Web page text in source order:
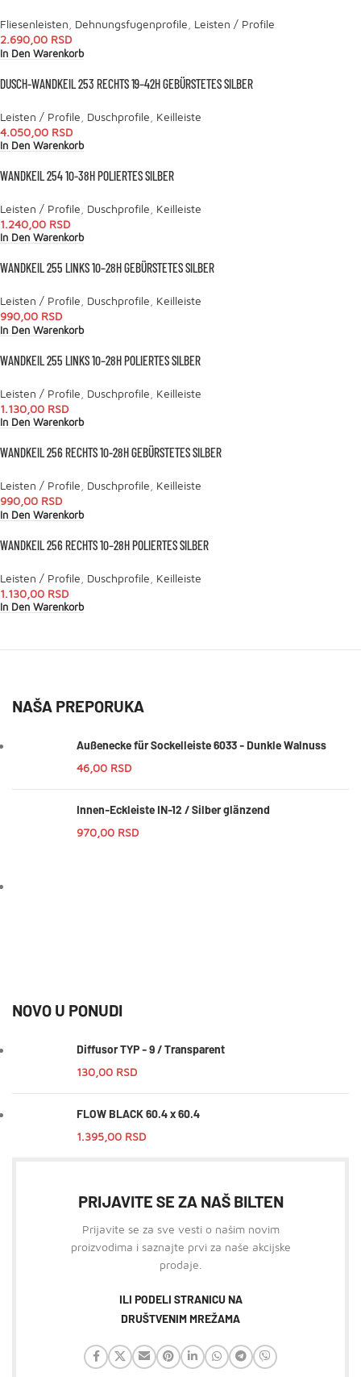
Fliesenleisten Dehnungsfugenprofile Leisten / Profile
2.690,00 RSD
In Den Warenkorb
DUSCH-WANDKEIL 253 RECHTS 19–42H GEBÜRSTETES SILBER
Leisten / Profile Duschprofile Keilleiste
4.050,00 RSD
In Den Warenkorb
WANDKEIL 254 10-38H POLIERTES SILBER
Leisten / Profile Duschprofile Keilleiste
1.240,00 RSD
In Den Warenkorb
WANDKEIL 255 LINKS 10–28H GEBÜRSTETES SILBER
Leisten / Profile, Duschprofile, Keilleiste
990,00 RSD
In Den Warenkorb
WANDKEIL 255 LINKS 10–28H POLIERTES SILBER
Leisten / Profile Duschprofile Keilleiste
1.130,00 RSD
In Den Warenkorb
WANDKEIL 256 RECHTS 10-28H GEBÜRSTETES SILBER
Leisten / Profile Duschprofile Keilleiste
990,00 RSD
In Den Warenkorb
WANDKEIL 256 RECHTS 10–28H POLIERTES SILBER
Leisten / Profile Duschprofile Keilleiste
1.130,00 RSD
In Den Warenkorb
NAŠA PREPORUKA
Außenecke für Sockelleiste 6033 - Dunkle Walnuss
46,00 RSD
Innen-Eckleiste IN-12 / Silber glänzend
970,00 RSD
NOVO U PONUDI
Diffusor TYP - 9 / Transparent
130,00 RSD
FLOW BLACK 60.4 x 60.4
1.395,00 RSD
PRIJAVITE SE ZA NAŠ BILTEN
Prijavite se za sve vesti o našim novim
proizvodima i saznajte prvi za naše akcijske
prodaje.
ILI PODELI STRANICU NA
DRUŠTVENIM MREŽAMA